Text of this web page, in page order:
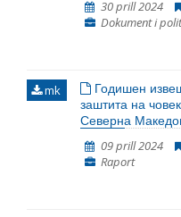
30 prill 2024
Dokument i
mk
Годишен
заштита на
Северна
09 prill 2024
Raport